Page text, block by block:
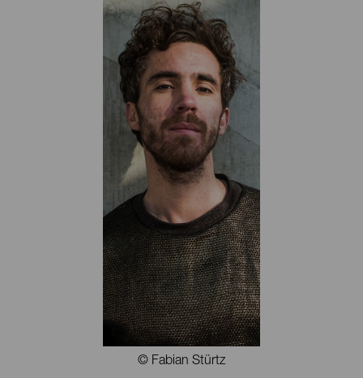
© Fabian Stürtz